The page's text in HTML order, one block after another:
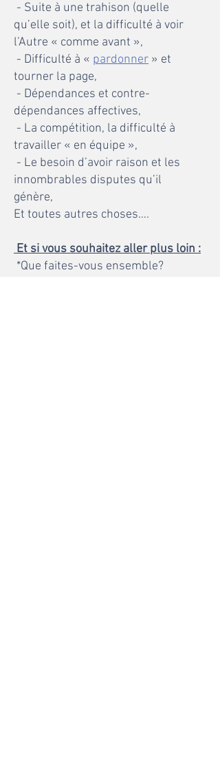
- Suite à une trahison (quelle
qu’elle soit), et la difficulté à voir
l’Autre « comme avant »,
- Difficulté à « pardonner » et
tourner la page,
- Dépendances et contre-
dépendances affectives,
- La compétition, la difficulté à
travailler « en équipe »,
- Le besoin d’avoir raison et les
innombrables disputes qu’il
génère,
Et toutes autres choses….
Et si vous souhaitez aller plus loin :
*Que faites-vous ensemble?